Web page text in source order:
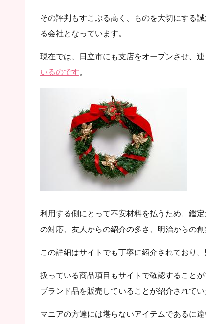
その評判もすこぶる高く、ものを大切にする
る会社となっています。
現在では、日立市にも支店をオープンさせ、
いるのです。
利用する側にとって不安材料を払うため、鑑
の対応、友人からの紹介の多さ、明治からの
この詳細はサイトでも丁寧に紹介されており
扱っている商品項目もサイトで確認すること
ブランド品を販売していることが紹介されてい
マニアの方達には堪らないアイテムであるに違